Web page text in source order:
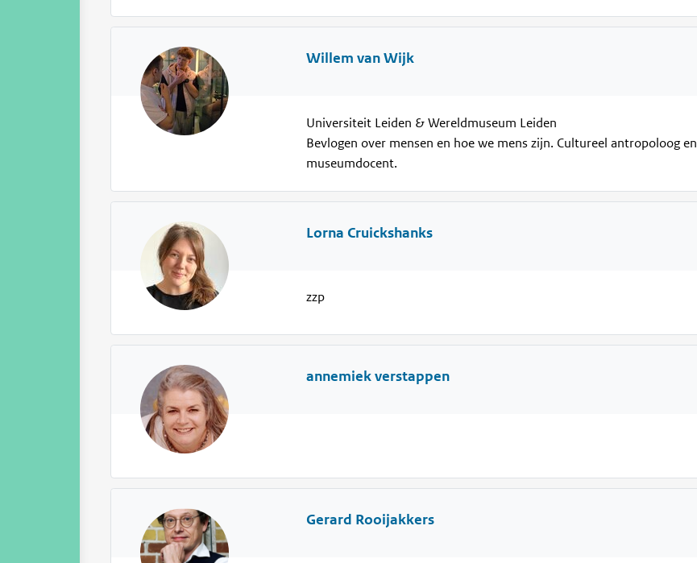
Willem van Wijk
Universiteit Leiden & Wereldmuseum Leiden
Bevlogen over mensen en hoe we mens zijn. Cultureel antropoloog en
museumdocent.
Lorna Cruickshanks
zzp
annemiek verstappen
Gerard Rooijakkers